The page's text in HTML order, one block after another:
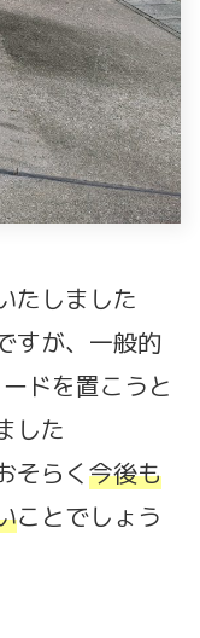
たしました
すが、一般的
ドを置こうと
した
そらく 今後も
ことでしょう